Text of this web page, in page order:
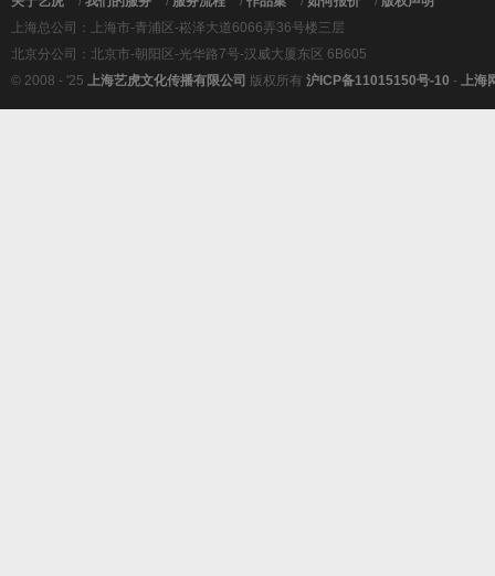
上海总公司：上海市-青浦区-崧泽大道6066弄36号楼三层
北京分公司：北京市-朝阳区-光华路7号-汉威大厦东区 6B605
© 2008 - '25 上海艺虎文化传播有限公司 版权所有 沪ICP备11015150号-10 - 上海